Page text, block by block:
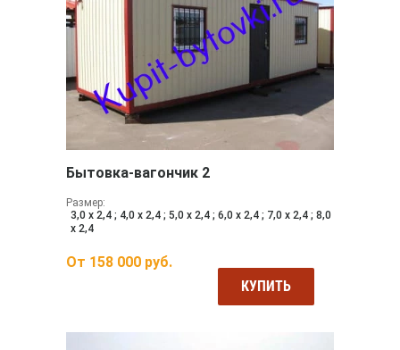
Бытовка-вагончик 2
Размер:
3,0 х 2,4 ; 4,0 х 2,4 ; 5,0 х 2,4 ; 6,0 х 2,4 ; 7,0 х 2,4 ; 8,0
х 2,4
От 158 000 руб.
КУПИТЬ